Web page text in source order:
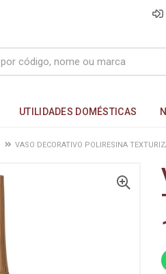
UTILIDADES DOMÉSTICAS
VASO DECORATIVO POLIRESINA